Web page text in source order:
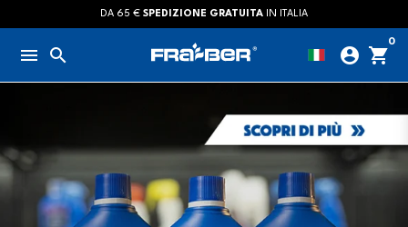
al
contenuto
DA 65 € SPEDIZIONE GRATUITA IN ITALIA
menu search account_circle shopping_cart
0